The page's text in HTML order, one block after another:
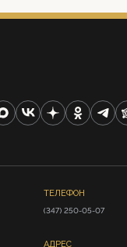
ТЕЛЕФОН
(347) 250-05-07
АДРЕС